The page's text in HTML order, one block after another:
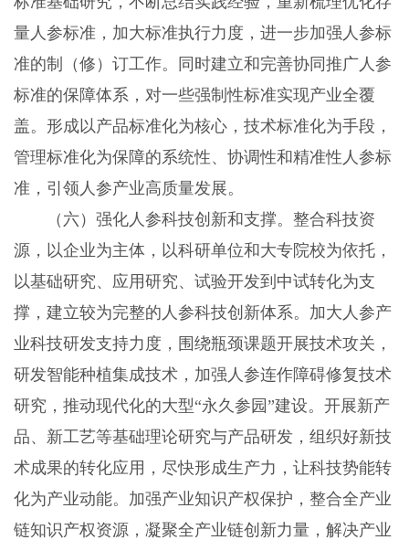
量人参标准，加大标准执行力度，进一步加强人参标
准的制（修）订工作。同时建立和完善协同推广人参
标准的保障体系，对一些强制性标准实现产业全覆
盖。形成以产品标准化为核心，技术标准化为手段，
管理标准化为保障的系统性、协调性和精准性人参标
准，引领人参产业高质量发展。
（六）强化人参科技创新和支撑。整合科技资
源，以企业为主体，以科研单位和大专院校为依托，
以基础研究、应用研究、试验开发到中试转化为支
撑，建立较为完整的人参科技创新体系。加大人参产
业科技研发支持力度，围绕瓶颈课题开展技术攻关，
研发智能种植集成技术，加强人参连作障碍修复技术
研究，推动现代化的大型“永久参园”建设。开展新产
品、新工艺等基础理论研究与产品研发，组织好新技
术成果的转化应用，尽快形成生产力，让科技势能转
化为产业动能。加强产业知识产权保护，整合全产业
链知识产权资源，凝聚全产业链创新力量，解决产业